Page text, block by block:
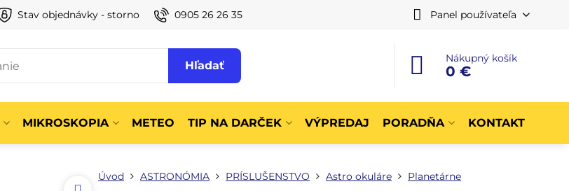
Stav objednávky - storno 0905 26 26 35 Panel používateľa
Hľadať
Nákupný košík
0 €
MIKROSKOPIA METEO TIP NA DARČEK VÝPREDAJ PORADŇA KONTAKT
Úvod ASTRONÓMIA PRÍSLUŠENSTVO Astro okuláre Planetárne